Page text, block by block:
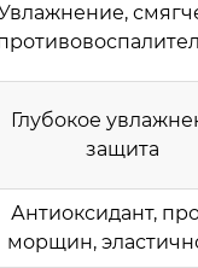
Глубокое
защита
Антиоксидант,
морщин,